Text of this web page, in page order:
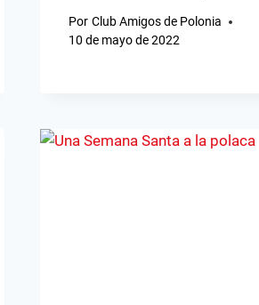
Por Club Amigos de Polonia
10 de mayo de 2022